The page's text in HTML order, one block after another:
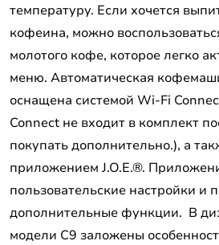
температуру. Если хочется
кофеина, можно
молотого кофе, которое легко
меню. Автоматическая
оснащена системой Wi-Fi
Connect не входит в комплект
покупать дополнительно.), а
приложением J.O.E.®.
пользовательские настройки и
дополнительные функции. В
модели C9 заложены